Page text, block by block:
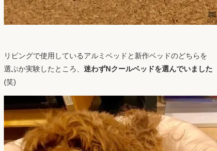
リビングで使用しているアルミベッドと新作ベッドのどちらを
選ぶか実験したところ、 迷わずNクールベッドを選んでいました
(笑)